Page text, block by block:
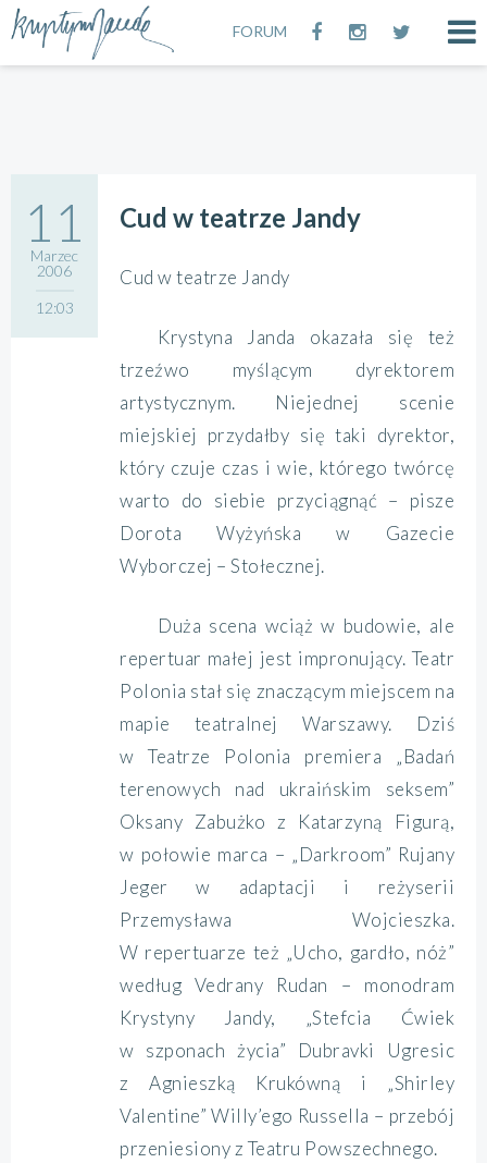
FORUM
11
Marzec
2006
12:03
Cud w teatrze Jandy
Cud w teatrze Jandy
Krystyna Janda okazała się też
trzeźwo myślącym dyrektorem
artystycznym. Niejednej scenie
miejskiej przydałby się taki dyrektor,
który czuje czas i wie, którego twórcę
warto do siebie przyciągnąć – pisze
Dorota Wyżyńska w Gazecie
Wyborczej – Stołecznej.
Duża scena wciąż w budowie, ale
repertuar małej jest impronujący. Teatr
Polonia stał się znaczącym miejscem na
mapie teatralnej Warszawy. Dziś
w Teatrze Polonia premiera „Badań
terenowych nad ukraińskim seksem”
Oksany Zabużko z Katarzyną Figurą,
w połowie marca – „Darkroom” Rujany
Jeger w adaptacji i reżyserii
Przemysława Wojcieszka.
W repertuarze też „Ucho, gardło, nóż”
według Vedrany Rudan – monodram
Krystyny Jandy, „Stefcia Ćwiek
w szponach życia” Dubravki Ugresic
z Agnieszką Krukówną i „Shirley
Valentine” Willy’ego Russella – przebój
przeniesiony z Teatru Powszechnego.